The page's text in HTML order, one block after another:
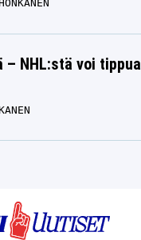
NHL:stä voi tippua